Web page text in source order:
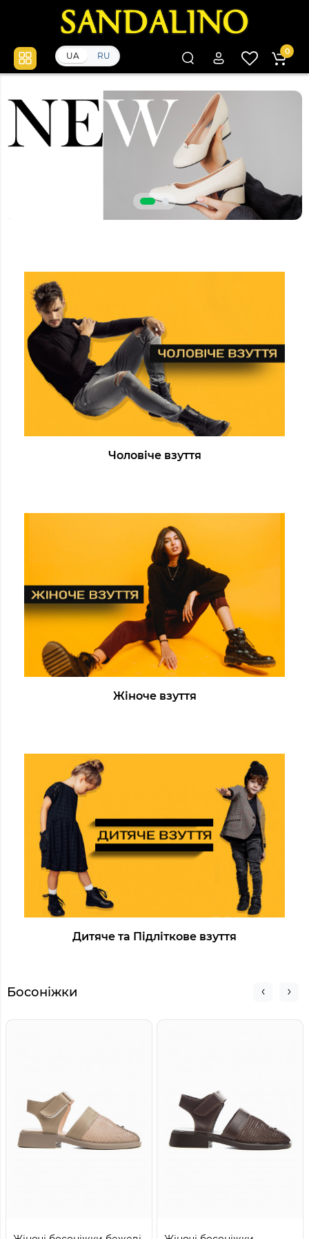
UA RU 0
Чоловіче взуття
Жіноче взуття
Дитяче та Підліткове взуття
Босоніжки